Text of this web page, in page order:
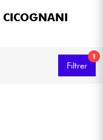
CICOGNANI
1
Filtrer